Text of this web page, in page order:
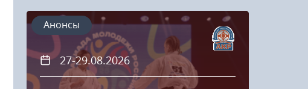
27-29.08.2026
Анонсы